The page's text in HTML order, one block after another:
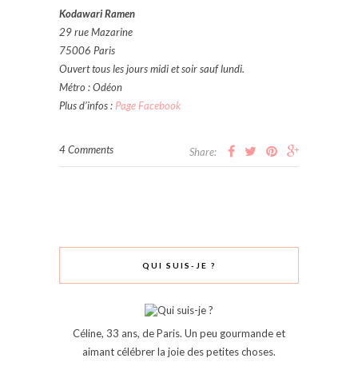
Kodawari Ramen
29 rue Mazarine
75006 Paris
Ouvert tous les jours midi et soir sauf lundi.
Métro : Odéon
Plus d’infos : Page Facebook
4 Comments Share:
QUI SUIS-JE ?
Céline, 33 ans, de Paris. Un peu gourmande et
aimant célébrer la joie des petites choses.